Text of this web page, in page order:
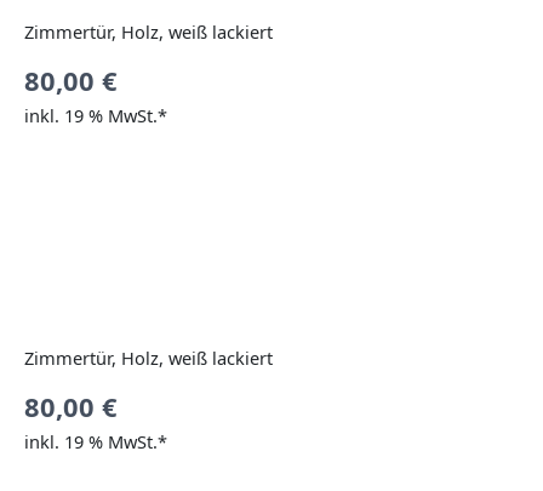
Zimmertür, Holz, weiß lackiert
80,00 €
inkl. 19 % MwSt.*
Zimmertür, Holz, weiß lackiert
80,00 €
inkl. 19 % MwSt.*